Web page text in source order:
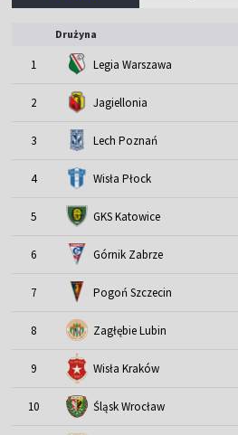
Drużyna
1 Legia Warszawa
2 Jagiellonia
3 Lech Poznań
4 Wisła Płock
5 GKS Katowice
6 Górnik Zabrze
7 Pogoń Szczecin
8 Zagłębie Lubin
9 Wisła Kraków
10 Śląsk Wrocław